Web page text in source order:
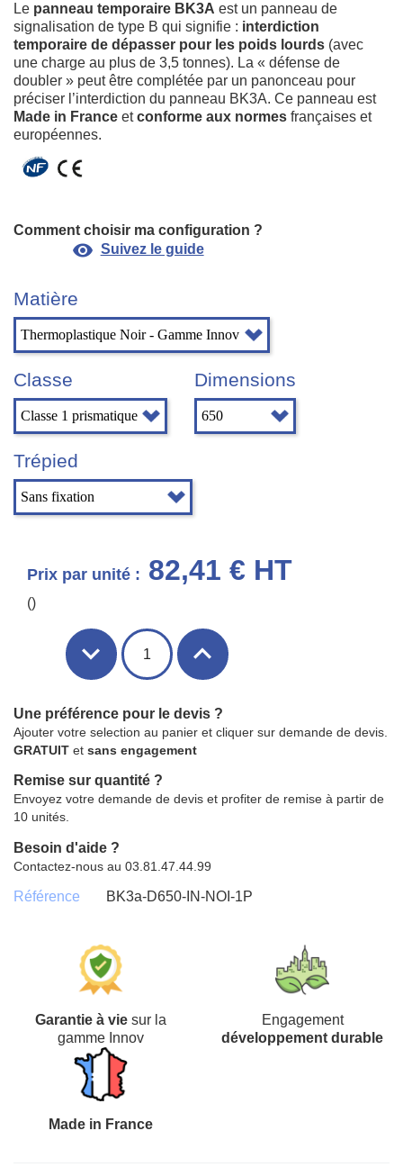
Le panneau temporaire BK3A est un panneau de
signalisation de type B qui signifie : interdiction
temporaire de dépasser pour les poids lourds (avec
une charge au plus de 3,5 tonnes). La « défense de
doubler » peut être complétée par un panonceau pour
préciser l’interdiction du panneau BK3A. Ce panneau est
Made in France etconforme aux normes françaises et
européennes.
Comment choisir ma configuration ?
visibility Suivez le guide
Matière
Classe Dimensions
Trépied
Prix par unité : 82,41 € HT
()
Une préférence pour le devis ?
Ajouter votre selection au panier et cliquer sur demande de devis.
GRATUIT et sans engagement
Remise sur quantité ?
Envoyez votre demande de devis et profiter de remise à partir de
10 unités.
Besoin d'aide ?
Contactez-nous au 03.81.47.44.99
Référence BK3a-D650-IN-NOI-1P
Garantie à vie sur la
gamme Innov
Engagement
développement durable
Made in France